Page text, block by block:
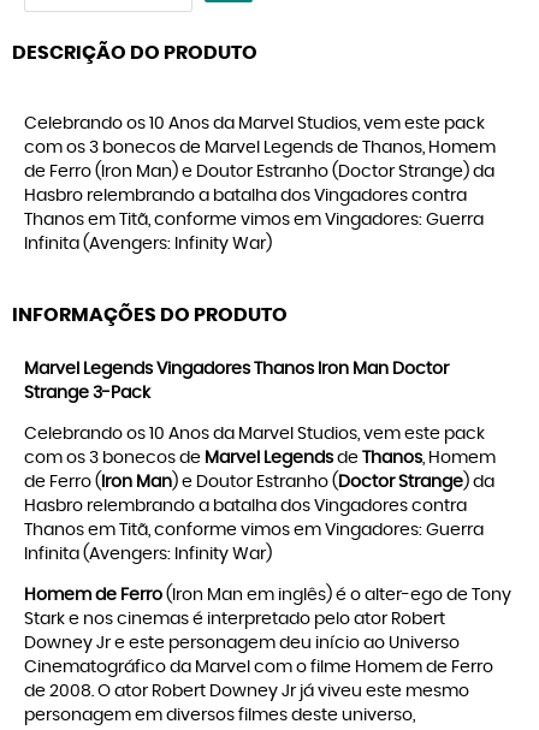
DESCRIÇÃO DO PRODUTO
Celebrando os 10 Anos da Marvel Studios, vem este pack
com os 3 bonecos de Marvel Legends de Thanos, Homem
de Ferro (Iron Man) e Doutor Estranho (Doctor Strange) da
Hasbro relembrando a batalha dos Vingadores contra
Thanos em Titã, conforme vimos em Vingadores: Guerra
Infinita (Avengers: Infinity War)
INFORMAÇÕES DO PRODUTO
Marvel Legends Vingadores Thanos Iron Man Doctor
Strange 3-Pack
Celebrando os 10 Anos da Marvel Studios, vem este pack
com os 3 bonecos de Marvel Legends de Thanos, Homem
de Ferro ( Iron Man) e Doutor Estranho ( Doctor Strange) da
Hasbro relembrando a batalha dos Vingadores contra
Thanos em Titã, conforme vimos em Vingadores: Guerra
Infinita (Avengers: Infinity War)
Homem de Ferro (Iron Man em inglês) é o alter-ego de Tony
Stark e nos cinemas é interpretado pelo ator Robert
Downey Jr e este personagem deu início ao Universo
Cinematográfico da Marvel com o filme Homem de Ferro
de 2008. O ator Robert Downey Jr já viveu este mesmo
personagem em diversos filmes deste universo,